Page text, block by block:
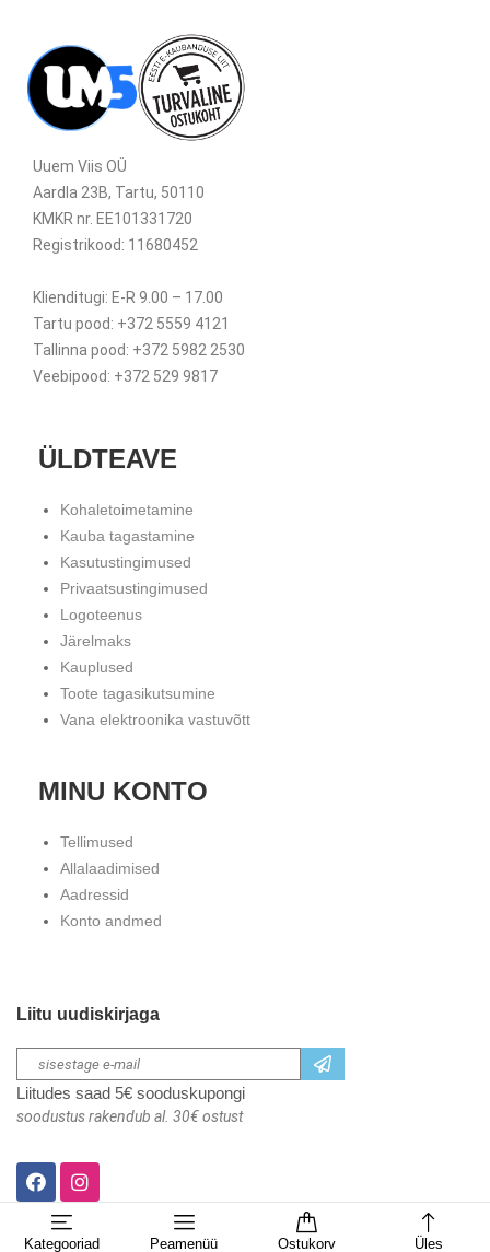
Kategooriad Peamenüü Ostukorv Üles
Uuem Viis OÜ
Aardla 23B, Tartu, 50110
KMKR nr. EE101331720
Registrikood: 11680452
Klienditugi: E-R 9.00 – 17.00
Tartu pood: +372 5559 4121
Tallinna pood: +372 5982 2530
Veebipood: +372 529 9817
ÜLDTEAVE
Kohaletoimetamine
Kauba tagastamine
Kasutustingimused
Privaatsustingimused
Logoteenus
Järelmaks
Kauplused
Toote tagasikutsumine
Vana elektroonika vastuvõtt
MINU KONTO
Tellimused
Allalaadimised
Aadressid
Konto andmed
Liitu uudiskirjaga
Liitudes saad 5€ sooduskupongi
soodustus rakendub al. 30€ ostust